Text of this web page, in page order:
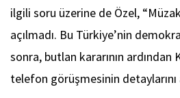
ilgili soru üzerine de Özel,
açılmadı. Bu Türkiye’nin
sonra, butlan kararının ardından
telefon görüşmesinin detaylarını